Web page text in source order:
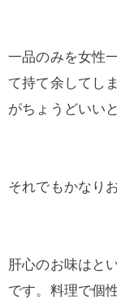
一品のみを女性
て持て余してし
がちょうどいい
それでもかなり
肝心のお味はと
です。料理で個